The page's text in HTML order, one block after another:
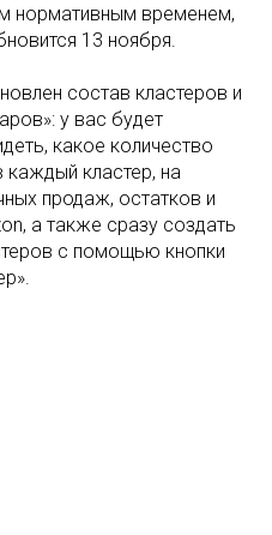
нормативным временем,
13 ноября.
состав кластеров и
у вас будет
какое количество
каждый кластер, на
продаж, остатков и
а также сразу создать
с помощью кнопки